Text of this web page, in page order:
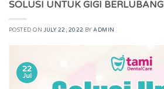
SOLUSI UNTUK GIGI BERLUBANG
POSTED ONJULY 22, 2022 BYADMIN
22
Jul